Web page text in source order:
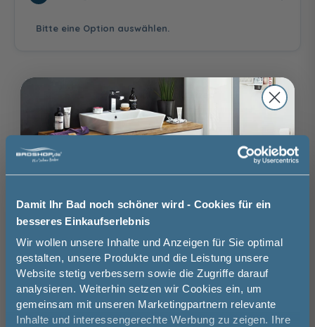
Damit Ihr Bad noch schöner wird - Cookies für ein
besseres Einkaufserlebnis
Wir wollen unsere Inhalte und Anzeigen für Sie optimal
gestalten, unsere Produkte und die Leistung unsere
Website stetig verbessern sowie die Zugriffe darauf
analysieren. Weiterhin setzen wir Cookies ein, um
gemeinsam mit unseren Marketingpartnern relevante
Inhalte und interessengerechte Werbung zu zeigen. Ihre
Satiniert
120,00 €
Terrazzo
120,00 €
Bronce getönt
Grün getönt
160,00 €
Calmo Nova
160,00 €
Dual Plus
175,00 €
Aufmaßservice
130,00 €
Bitte eine Option auswählen.
Montageservice
Auswahl zurücksetzen
Brauchen Sie Hilfe bei der Konfiguration?
03606 / 50 77 70
Unsere Ausstellung besuchen
Basispreis 629,00 €
Jetzt 50 € sparen!
Melde Sie sich hier zu unserem
Newsletter an und sparen Sie
50€* auf Ihre Bestellung!